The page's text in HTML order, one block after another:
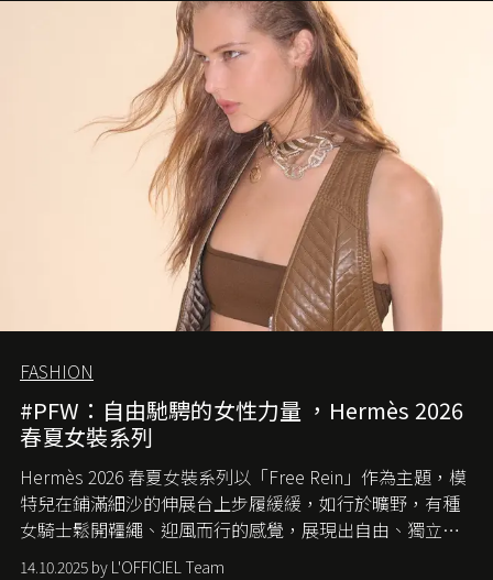
FASHION
#PFW：自由馳騁的女性力量 ，Hermès 2026
春夏女裝系列
Hermès 2026 春夏女裝系列以「Free Rein」作為主題，模
特兒在鋪滿細沙的伸展台上步履緩緩，如行於曠野，有種
女騎士鬆開韁繩、迎風而行的感覺，展現出自由、獨立與
從容的態度。
14.10.2025 by L'OFFICIEL Team